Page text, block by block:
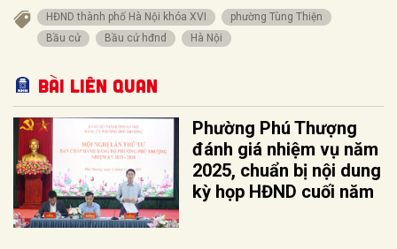
HĐND thành phố Hà Nội khóa XVI
phường Tùng Thiện
Bầu cử
Bầu cử hđnd Hà Nội
Bài liên quan
Phường Phú Thượng
đánh giá nhiệm vụ năm
2025, chuẩn bị nội dung
kỳ họp HĐND cuối năm